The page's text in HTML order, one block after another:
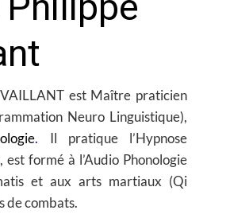
est Maître praticien
Neuro Linguistique),
. Il pratique l’Hypnose
est formé à l’Audio Phonologie
et aux arts martiaux (Qi
de combats.